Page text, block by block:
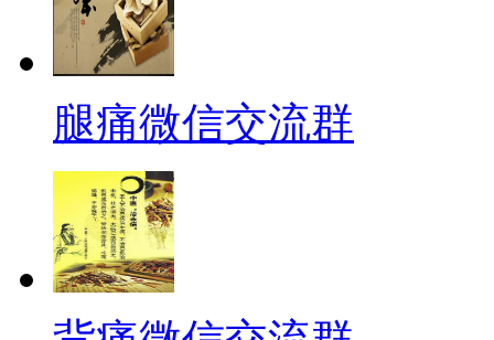
腿痛微信交流群